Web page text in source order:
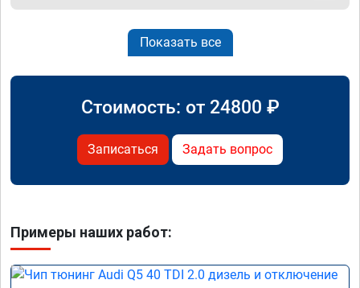
Показать все
Стоимость: от 24800 ₽
Записаться Задать вопрос
Примеры наших работ: